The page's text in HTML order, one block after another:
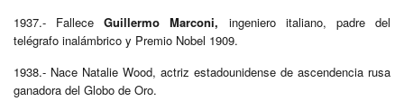
1937.- FalleceGuillermo Marconi, ingeniero italiano, padre del
telégrafo inalámbrico y Premio Nobel 1909.
1938.- Nace Natalie Wood, actriz estadounidense de ascendencia rusa
ganadora del Globo de Oro.